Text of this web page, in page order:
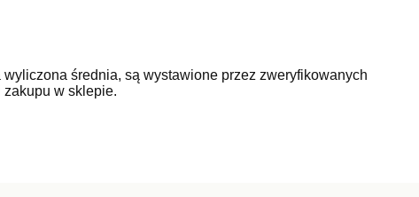
wyliczona średnia, są wystawione przez zweryfikowanych
zakupu w sklepie.